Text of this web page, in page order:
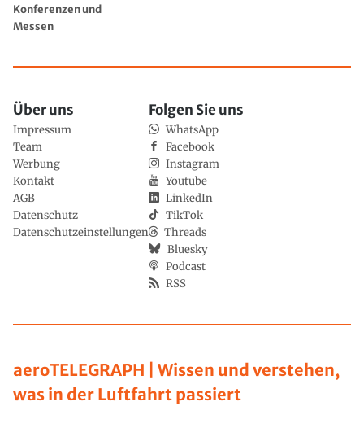
Konferenzen und
Messen
aeroTELEGRAPH | Wissen und verstehen,
was in der Luftfahrt passiert
Über uns
Impressum
Team
Werbung
Kontakt
AGB
Datenschutz
Datenschutzeinstellungen
Folgen Sie uns
WhatsApp
Facebook
Instagram
Youtube
LinkedIn
TikTok
Threads
Bluesky
Podcast
RSS